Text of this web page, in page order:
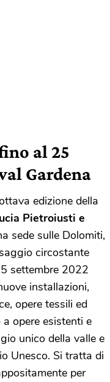
al 25
Gardena
edizione della
Pietroiusti e
sede sulle Dolomiti,
circostante
settembre 2022
installazioni,
opere tessili ed
opere esistenti e
unico della valle e
Unesco. Si tratta di
per